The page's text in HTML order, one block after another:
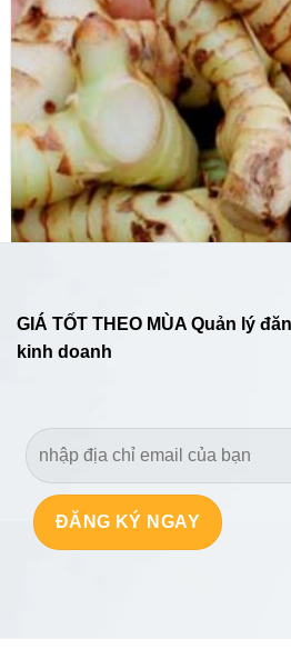
Húng quế khô (
GIÁ TỐT THEO MÙA Quản lý
kinh doanh